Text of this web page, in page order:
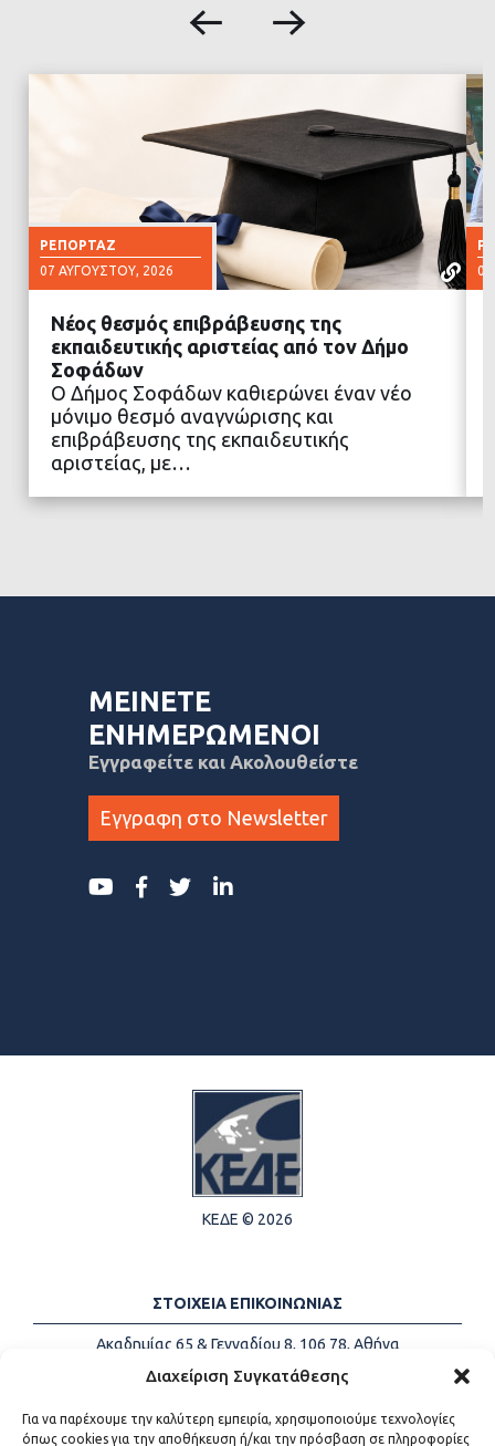
Διαχείριση Συγκατάθεσης
Για να παρέχουμε την καλύτερη εμπειρία, χρησιμοποιούμε τεχνολογίες
όπως cookies για την αποθήκευση ή/και την πρόσβαση σε πληροφορίες
ΡΕΠΟΡΤΆΖ
07 ΑΥΓΟΎΣΤΟΥ, 2026
ΔΙΑΒΑΣΤΕ ΠΕΡΙΣΣΟΤΕΡΑ
Νέος θεσμός επιβράβευσης της
εκπαιδευτικής αριστείας από τον Δήμο
Σοφάδων
Ο Δήμος Σοφάδων καθιερώνει έναν νέο
μόνιμο θεσμό αναγνώρισης και
επιβράβευσης της εκπαιδευτικής
αριστείας, με…
ΜΕΙΝΕΤΕ
ΕΝΗΜΕΡΩΜΕΝΟΙ
Εγγραφείτε και Ακολουθείστε
Εγγραφη στο Newsletter
ΚΕΔΕ © 2026
ΣΤΟΙΧΕΙΑ ΕΠΙΚΟΙΝΩΝΙΑΣ
Ακαδημίας 65 & Γενναδίου 8, 106 78, Αθήνα
Τηλέφωνα:
+30 213-2147500
Email:
info@kede.gr